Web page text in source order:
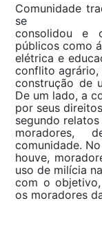
Comunidade
se
consolidou e
públicos como
elétrica e
conflito agrário,
construção de
De um lado, a
por seus
segundo relatos
moradores,
comunidade.
houve,
uso de milícia
com o
os moradores